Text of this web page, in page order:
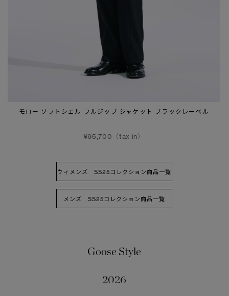
モロー ソフトシェル フルジップ ジャケット ブラックレーベル
¥95,700（tax in）
ウィメンズ SS25コレクション商品一覧
メンズ SS25コレクション商品一覧
Goose Style
2026